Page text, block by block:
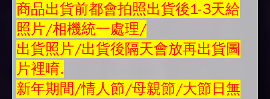
商品出貨前都會拍照出貨後1-3天給
照片/相機統一處理/
出貨照片/出貨後隔天會放再出貨圖
片裡唷.
新年期間/情人節/母親節/大節日無